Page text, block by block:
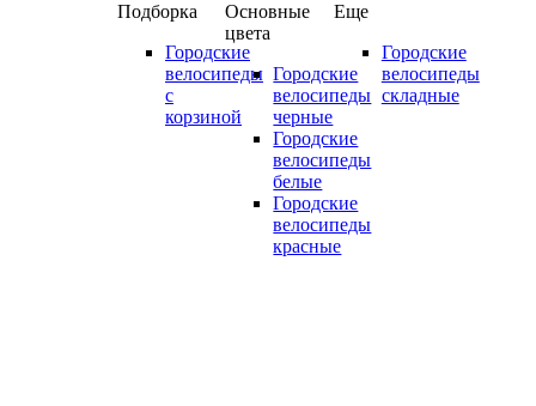
Подборка
Городские
велосипеды
с
корзиной
Основные
цвета
Городские
велосипеды
черные
Городские
велосипеды
белые
Городские
велосипеды
красные
Еще
Городские
велосипеды
складные